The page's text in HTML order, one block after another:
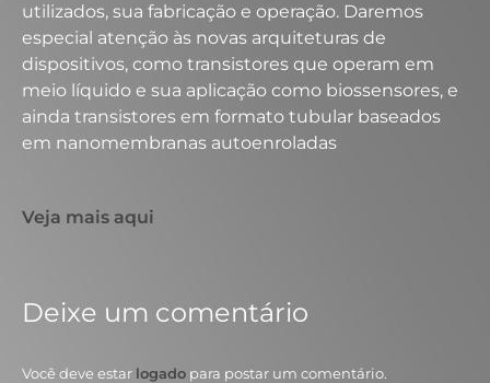
utilizados, sua fabricação e operação. Daremos
especial atenção às novas arquiteturas de
dispositivos, como transistores que operam em
meio líquido e sua aplicação como biossensores, e
ainda transistores em formato tubular baseados
em nanomembranas autoenroladas
Veja mais aqui
Deixe um comentário
Você deve estar logado para postar um comentário.